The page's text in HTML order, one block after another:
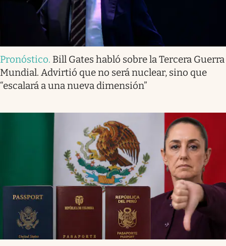
Pronóstico. Bill Gates habló sobre la Tercera Guerra
Mundial. Advirtió que no será nuclear, sino que
“escalará a una nueva dimensión”